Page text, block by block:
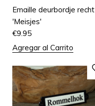
Emaille deurbordje recht
'Meisjes'
€9.95
Agregar al Carrito